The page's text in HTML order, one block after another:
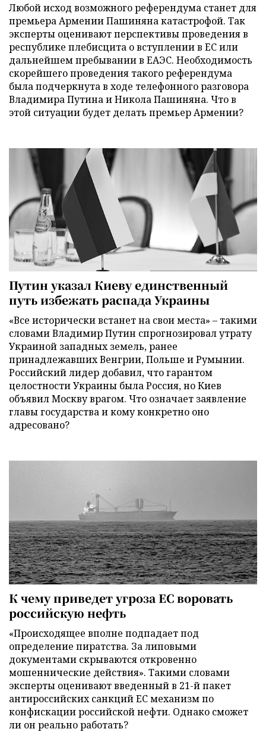
Любой исход возможного референдума станет для
премьера Армении Пашиняна катастрофой. Так
эксперты оценивают перспективы проведения в
республике плебисцита о вступлении в ЕС или
дальнейшем пребывании в ЕАЭС. Необходимость
скорейшего проведения такого референдума
была подчеркнута в ходе телефонного разговора
Владимира Путина и Никола Пашиняна. Что в
этой ситуации будет делать премьер Армении?
Путин указал Киеву единственный
путь избежать распада Украины
«Все исторически встанет на свои места» – такими
словами Владимир Путин спрогнозировал утрату
Украиной западных земель, ранее
принадлежавших Венгрии, Польше и Румынии.
Российский лидер добавил, что гарантом
целостности Украины была Россия, но Киев
объявил Москву врагом. Что означает заявление
главы государства и кому конкретно оно
адресовано?
К чему приведет угроза ЕС воровать
российскую нефть
«Происходящее вполне подпадает под
определение пиратства. За липовыми
документами скрываются откровенно
мошеннические действия». Такими словами
эксперты оценивают введенный в 21-й пакет
антироссийских санкций ЕС механизм по
конфискации российской нефти. Однако сможет
ли он реально работать?